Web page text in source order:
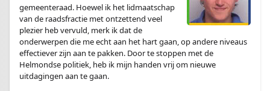
gemeenteraad. Hoewel ik het lidmaatschap
van de raadsfractie met ontzettend veel
plezier heb vervuld, merk ik dat de
onderwerpen die me echt aan het hart gaan, op andere niveaus
effectiever zijn aan te pakken. Door te stoppen met de
Helmondse politiek, heb ik mijn handen vrij om nieuwe
uitdagingen aan te gaan.